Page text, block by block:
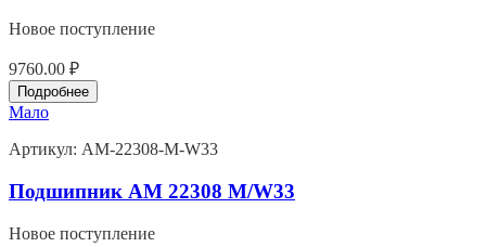
Новое поступление
9760.00 ₽
Подробнее
Мало
Артикул: AM-22308-M-W33
Подшипник AM 22308 M/W33
Новое поступление